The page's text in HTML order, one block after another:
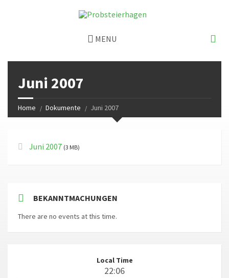
MENU
Juni 2007
Home Dokumente Juni 2007
Juni 2007 (3 MB)
BEKANNTMACHUNGEN
There are no events at this time.
Local Time
22:06